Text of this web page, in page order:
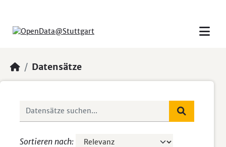
Datensätze
Sortieren nach